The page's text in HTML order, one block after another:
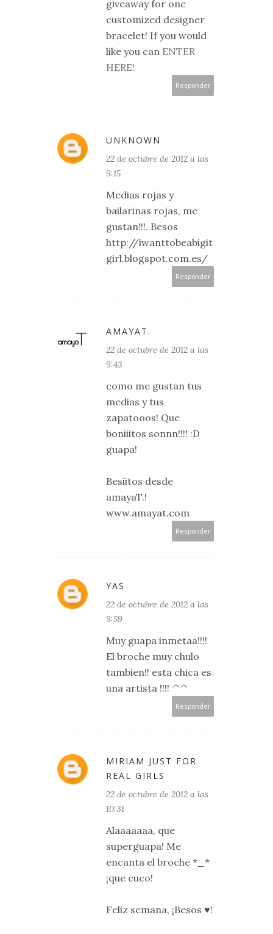
giveaway for one
customized designer
bracelet! If you would
like you can ENTER
HERE!
Responder
UNKNOWN
22 de octubre de 2012 a las
9:15
Medias rojas y
bailarinas rojas, me
gustan!!!. Besos
http://iwanttobeabigit
girl.blogspot.com.es/
Responder
AMAYAT.
22 de octubre de 2012 a las
9:43
como me gustan tus
medias y tus
zapatooos! Que
boniiitos sonnn!!!! :D
guapa!
Besiitos desde
amayaT.!
www.amayat.com
Responder
YAS
22 de octubre de 2012 a las
9:59
Muy guapa inmetaa!!!!
El broche muy chulo
tambien!! esta chica es
una artista !!!! ^^
Responder
MIRIAM JUST FOR
REAL GIRLS
22 de octubre de 2012 a las
10:31
Alaaaaaaa, que
superguapa! Me
encanta el broche *_*
¡que cuco!
Feliz semana, ¡Besos ♥!